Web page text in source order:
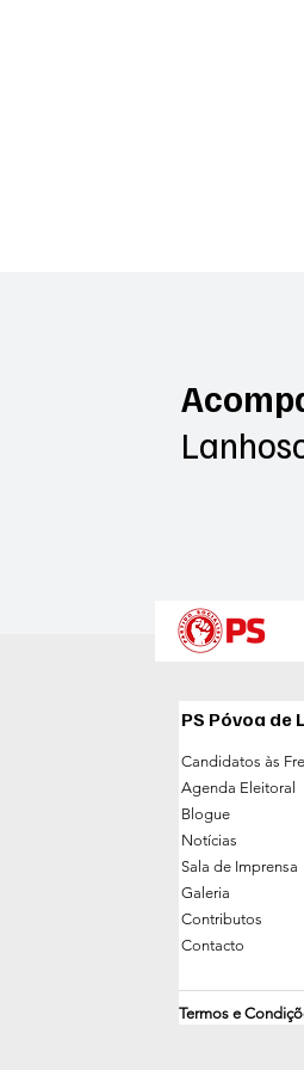
PS Póvoa de
Candidatos às
Agenda Eleitoral
Blogue
Notícias
Sala de Imprensa
Galeria
Contributos
Contacto
Termos e